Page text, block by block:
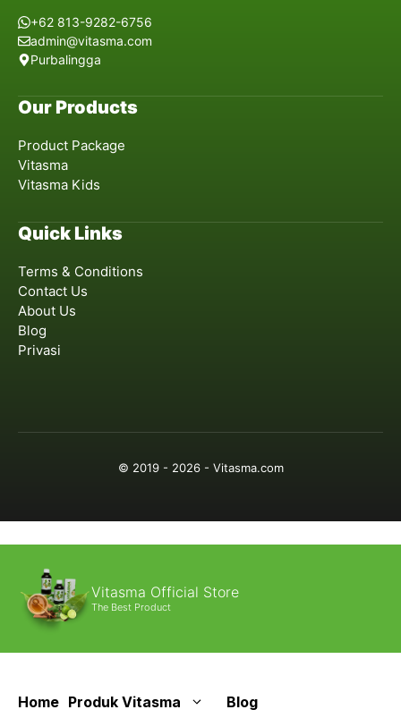
+62 813-9282-6756
admin@vitasma.com
Purbalingga
Our Products
Product Package
Vitasma
Vitasma Kids
Quick Links
Terms & Conditions
Contact Us
About Us
Blog
Privasi
© 2019 - 2026 - Vitasma.com
Vitasma Official Store
The Best Product
Home Produk Vitasma Blog